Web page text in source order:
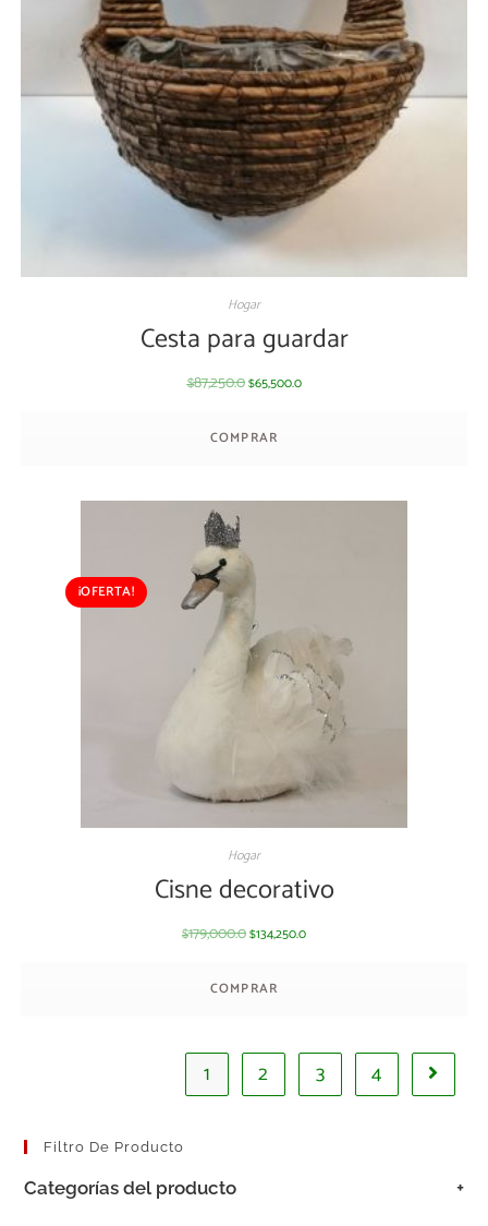
Hogar
Cesta para guardar
$87,250.0 $65,500.0
COMPRAR
¡OFERTA!
Hogar
Cisne decorativo
$179,000.0 $134,250.0
COMPRAR
1 2 3 4
Filtro De Producto
Categorías del producto +